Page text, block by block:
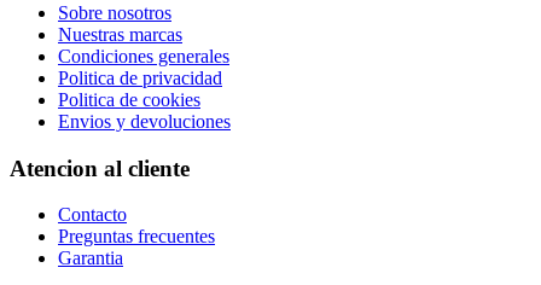
Sobre nosotros
Nuestras marcas
Condiciones generales
Politica de privacidad
Politica de cookies
Envios y devoluciones
Atencion al cliente
Contacto
Preguntas frecuentes
Garantia